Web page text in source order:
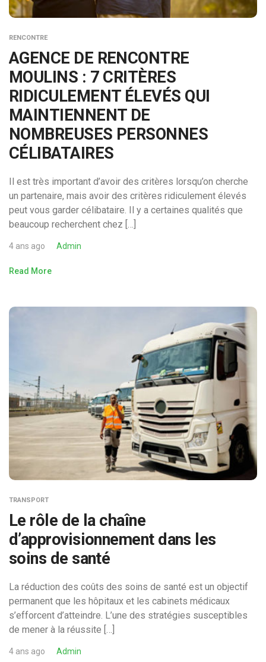
RENCONTRE
AGENCE DE RENCONTRE
MOULINS : 7 CRITÈRES
RIDICULEMENT ÉLEVÉS QUI
MAINTIENNENT DE
NOMBREUSES PERSONNES
CÉLIBATAIRES
Il est très important d’avoir des critères lorsqu’on cherche
un partenaire, mais avoir des critères ridiculement élevés
peut vous garder célibataire. Il y a certaines qualités que
beaucoup recherchent chez […]
4 ans ago Admin
Read More
TRANSPORT
Le rôle de la chaîne
d’approvisionnement dans les
soins de santé
La réduction des coûts des soins de santé est un objectif
permanent que les hôpitaux et les cabinets médicaux
s’efforcent d’atteindre. L’une des stratégies susceptibles
de mener à la réussite […]
4 ans ago Admin